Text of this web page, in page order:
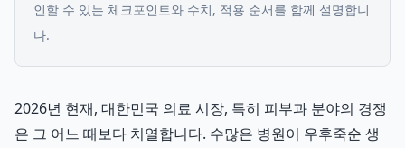
인할 수 있는 체크포인트와 수치, 적용 순서를 함께 설명합니
다.
2026년 현재, 대한민국 의료 시장, 특히 피부과 분야의 경쟁
은 그 어느 때보다 치열합니다. 수많은 병원이 우후죽순 생